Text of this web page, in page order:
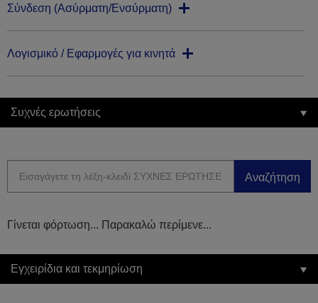
Σύνδεση (Ασύρματη/Ενσύρματη)
Λογισμικό / Εφαρμογές για κινητά
Συχνές ερωτήσεις
Αναζήτηση
Γίνεται φόρτωση... Παρακαλώ περίμενε...
Εγχειρίδια και τεκμηρίωση